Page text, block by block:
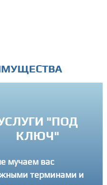
"ПОД
КЛЮЧ"
мучаем вас
терминами и